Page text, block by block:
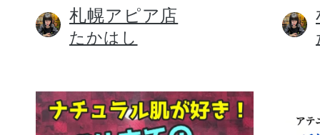
健康食品／サプ
札幌アピア店
たかはし